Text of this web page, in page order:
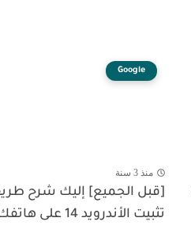
Google
منذ 3 سنة
[قبل الجميع] إليك شرح
تثبيت الأندرويد 14 على هاتفك